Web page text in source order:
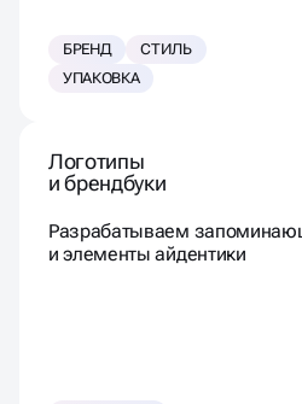
БРЕНД
СТИЛЬ
УПАКОВКА
Логотипы
и брендбуки
Разрабатываем
и элементы айдентики